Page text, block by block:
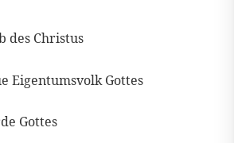
des Christus
Eigentumsvolk Gottes
Gottes